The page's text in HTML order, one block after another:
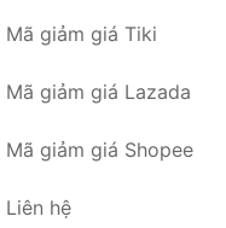
Mã giảm giá Tiki
Mã giảm giá Lazada
Mã giảm giá Shopee
Liên hệ